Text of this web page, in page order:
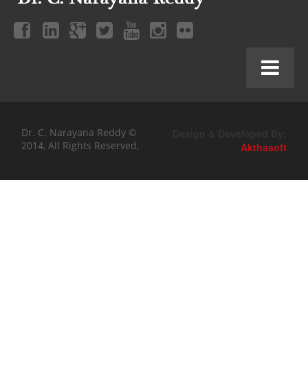
Dr. C. Narayana Reddy ©
2014, All Rights Reserved,
Akthasoft